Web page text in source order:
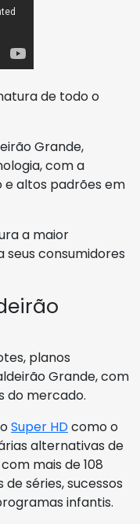
de todo o
Grande,
com a
altos padrões em
a maior
seus consumidores
planos
Grande, com
do mercado.
Super HDcomo o
alternativas de
mais de 108
séries, sucessos
infantis.